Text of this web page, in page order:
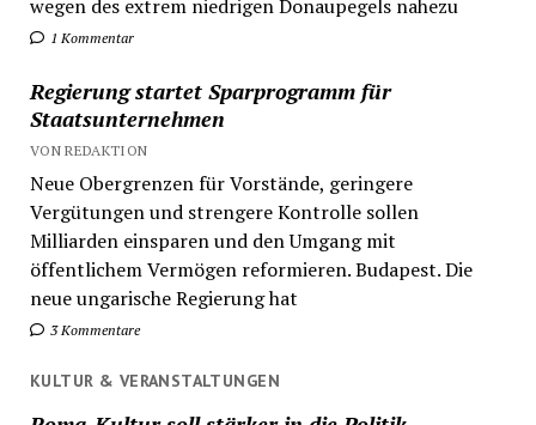
wegen des extrem niedrigen Donaupegels nahezu
1 Kommentar
Regierung startet Sparprogramm für
Staatsunternehmen
VON REDAKTION
Neue Obergrenzen für Vorstände, geringere
Vergütungen und strengere Kontrolle sollen
Milliarden einsparen und den Umgang mit
öffentlichem Vermögen reformieren. Budapest. Die
neue ungarische Regierung hat
3 Kommentare
KULTUR & VERANSTALTUNGEN